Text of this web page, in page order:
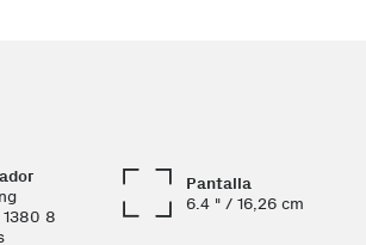
1380 8
Pantalla
6.4 " / 16,26 cm